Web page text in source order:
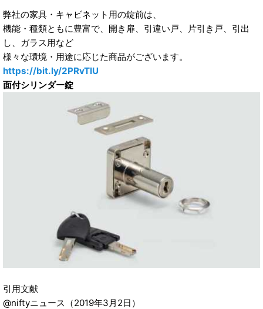
弊社の家具・キャビネット用の錠前は、
機能・種類ともに豊富で、開き扉、引違い戸、片引き戸、引出
し、ガラス用など
様々な環境・用途に応じた商品がございます。
https://bit.ly/2PRvTIU
面付シリンダー錠
引用文献
@niftyニュース（2019年3月2日）